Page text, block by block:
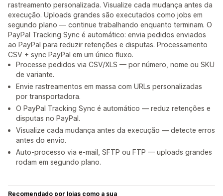
rastreamento personalizada. Visualize cada mudança antes da
execução. Uploads grandes são executados como jobs em
segundo plano — continue trabalhando enquanto terminam. O
PayPal Tracking Sync é automático: envia pedidos enviados
ao PayPal para reduzir retenções e disputas. Processamento
CSV + sync PayPal em um único fluxo.
Processe pedidos via CSV/XLS — por número, nome ou SKU
de variante.
Envie rastreamentos em massa com URLs personalizadas
por transportadora.
O PayPal Tracking Sync é automático — reduz retenções e
disputas no PayPal.
Visualize cada mudança antes da execução — detecte erros
antes do envio.
Auto-processo via e-mail, SFTP ou FTP — uploads grandes
rodam em segundo plano.
Recomendado por lojas como a sua